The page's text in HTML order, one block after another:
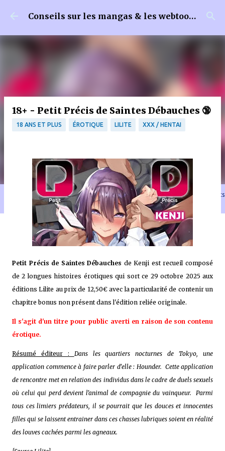
Accéder au contenu principal Conseils sur les mangas & les webtoons
🐈‍⬛ En tant que Partenaire Amazon, je réalise un bénéfice sur les achats
remplissant les conditions requises quand vous achetez sur Amazon.fr
18+ - Petit Précis de Saintes Débauches 🔞
18 ANS ET PLUS ÉROTIQUE LILITE XXX / HENTAI
Petit Précis de Saintes Débauches de Kenji est recueil composé
de 2 longues histoires érotiques qui sort ce 29 octobre 2025 aux
éditions Lilite au prix de 12,50€ avec la particularité de contenir un
chapitre bonus non présent dans l'édition reliée originale.
Il s'agit d'un titre pour public averti en raison de son contenu
érotique.
Résumé éditeur : Dans les quartiers nocturnes de Tokyo, une
application commence à faire parler d'elle : Hounder. Cette application
de rencontre met en relation des individus dans le cadre de duels sexuels
où celui qui perd devient l'animal de compagnie du vainqueur. Parmi
tous ces limiers prédateurs, il se pourrait que les douces et innocentes
filles qui se laissent entrainer dans ces chasses lubriques soient en réalité
des louves cachées parmi les agneaux.